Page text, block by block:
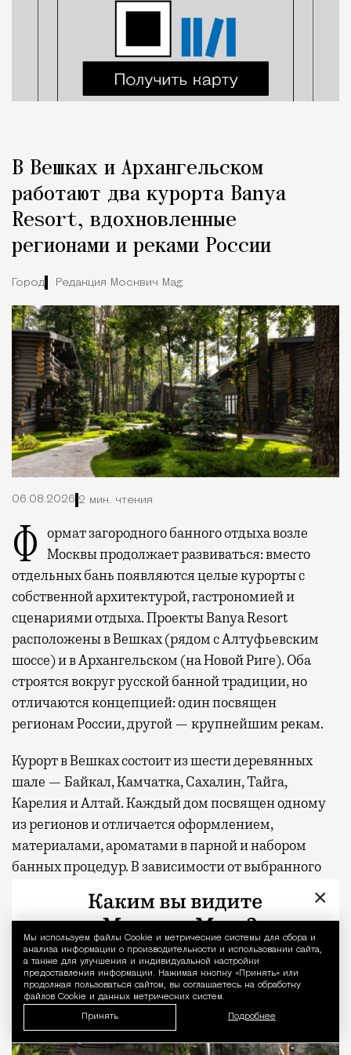
Уведомление
Мы используем файлы Сookie и метрические системы для сбора и
анализа информации о производительности и использовании сайта,
а также для улучшения и индивидуальной настройки
предоставления информации. Нажимая кнопку «Принять» или
продолжая пользоваться сайтом, вы соглашаетесь на обработку
файлов Cookie и данных метрических систем.
Принять Подробнее
В Вешках и Архангельском
работают два курорта Banya
Resort, вдохновленные
регионами и реками России
Город Редакция Москвич Mag
06.08.2026 2 мин. чтения
Формат загородного банного отдыха возле Москвы продолжает развиваться: вместо
отдельных бань появляются целые курорты с
собственной архитектурой, гастрономией и
сценариями отдыха. Проекты Banya Resort
расположены в Вешках (рядом с Алтуфьевским
шоссе) и в Архангельском (на Новой Риге). Оба
строятся вокруг русской банной традиции, но
отличаются концепцией: один посвящен
регионам России, другой — крупнейшим рекам.
Курорт в Вешках состоит из шести деревянных
шале — Байкал, Камчатка, Сахалин, Тайга,
Карелия и Алтай. Каждый дом посвящен одному
из регионов и отличается оформлением,
материалами, ароматами в парной и набором
банных процедур. В зависимости от выбранного
комнату, бассейн с выходом из парной, купели,
банный двор и зоны отдыха.
×